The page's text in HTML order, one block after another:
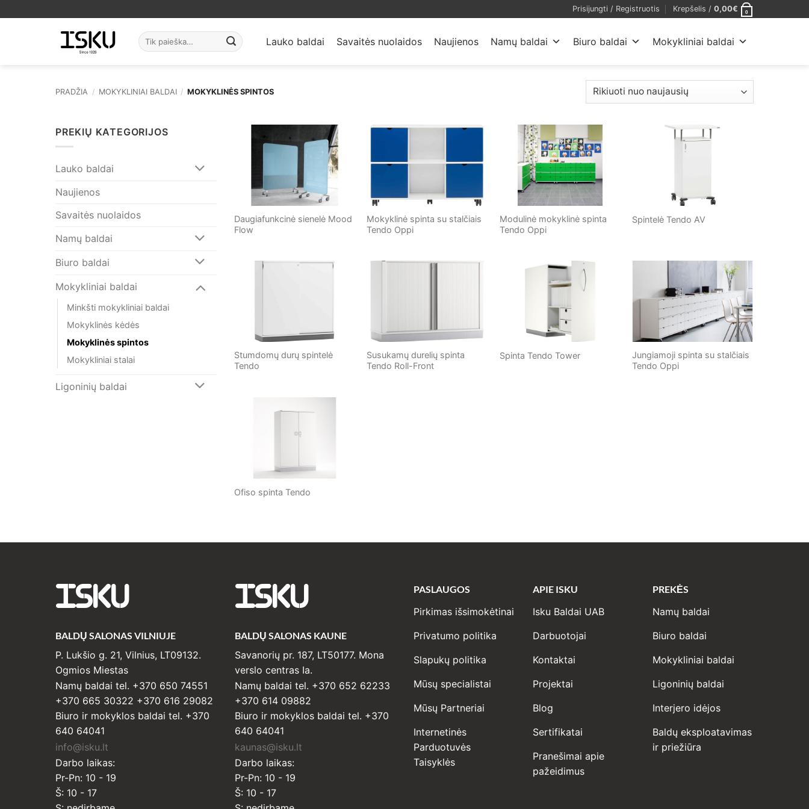
to
Prisijungti / Registruotis Krepšelis / 0,00€ 0
Ieškoti: Lauko baldai Savaitės nuolaidos Naujienos Namų baldai Biuro baldai Mokykliniai baldai
PRADŽIA / MOKYKLINIAI BALDAI / MOKYKLINĖS SPINTOS
PREKIŲ KATEGORIJOS
Lauko baldai
Naujienos
Savaitės nuolaidos
Namų baldai
Biuro baldai
Mokykliniai baldai
Minkšti mokykliniai baldai
Mokyklinės kėdės
Mokyklinės spintos
Mokykliniai stalai
Ligoninių baldai
Daugiafunkcinė sienelė Mood
Flow
Mokyklinė spinta su stalčiais
Tendo Oppi
Modulinė mokyklinė spinta
Tendo Oppi
Spintelė Tendo AV
Stumdomų durų spintelė
Tendo
Susukamų durelių spinta
Tendo Roll-Front
Spinta Tendo Tower
Jungiamoji spinta su stalčiais
Tendo Oppi
Ofiso spinta Tendo
ISKU
BALDŲ SALONAS VILNIUJE
P. Lukšio g. 21, Vilnius, LT09132.
Ogmios Miestas
Namų baldai tel. +370 650 74551
+370 665 30322 +370 616 29082
Biuro ir mokyklos baldai tel. +370
640 64041
info@isku.lt
Darbo laikas:
Pr-Pn: 10 - 19
Š: 10 - 17
ISKU
BALDŲ SALONAS KAUNE
Savanorių pr. 187, LT50177. Mona
verslo centras Ia.
Namų baldai tel. +370 652 62233
+370 614 09882
Biuro ir mokyklos baldai tel. +370
640 64041
kaunas@isku.lt
Darbo laikas:
Pr-Pn: 10 - 19
Š: 10 - 17
PASLAUGOS
Pirkimas išsimokėtinai
Privatumo politika
Slapukų politika
Mūsų specialistai
Mūsų Partneriai
Internetinės
Parduotuvės
Taisyklės
APIE ISKU
Isku Baldai UAB
Darbuotojai
Kontaktai
Projektai
Blog
Sertifikatai
Pranešimai apie
pažeidimus
PREKĖS
Namų baldai
Biuro baldai
Mokykliniai baldai
Ligoninių baldai
Interjero idėjos
Baldų eksploatavimas
ir priežiūra